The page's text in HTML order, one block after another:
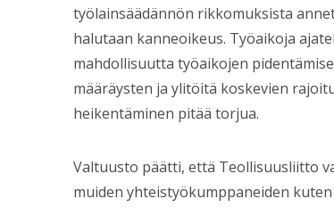
työlainsäädännön rikkomuksista
halutaan kanneoikeus. Työaikoja
mahdollisuutta työaikojen
määräysten ja ylitöitä koskevien
heikentäminen pitää torjua.
Valtuusto päätti, että Teollisuusliitto
muiden yhteistyökumppaneiden